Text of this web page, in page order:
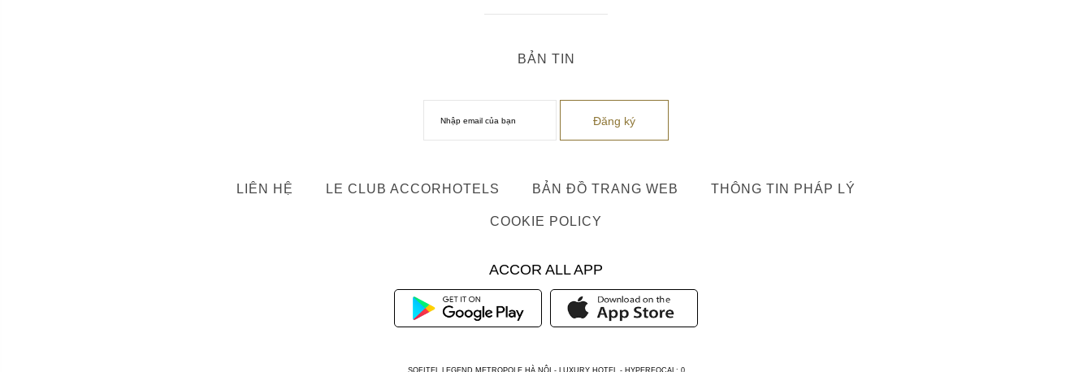
BẢN TIN
LIÊN HỆ LE CLUB ACCORHOTELS BẢN ĐỒ TRANG WEB THÔNG TIN PHÁP LÝ
COOKIE POLICY
ACCOR ALL APP
SOFITEL LEGEND METROPOLE HÀ NỘI - LUXURY HOTEL - HYPERFOCAL: 0